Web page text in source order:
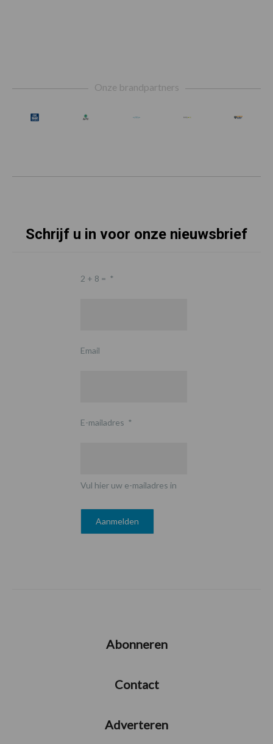
Onze brandpartners
Schrijf u in voor onze nieuwsbrief
2 + 8 = *
Email
E-mailadres *
Vul hier uw e-mailadres in
Abonneren
Contact
Adverteren